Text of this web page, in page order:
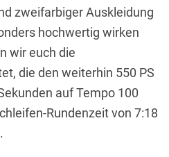
zweifarbiger Auskleidung
hochwertig wirken
wir euch die
die den weiterhin 550 PS
auf Tempo 100
Rundenzeit von 7:18